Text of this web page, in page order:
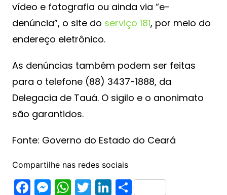
vídeo e fotografia ou ainda via “e-
denúncia”, o site do serviço 181, por meio do
endereço eletrônico.
As denúncias também podem ser feitas
para o telefone (88) 3437-1888, da
Delegacia de Tauá. O sigilo e o anonimato
são garantidos.
Fonte: Governo do Estado do Ceará
Compartilhe nas redes sociais
F M W T Li S